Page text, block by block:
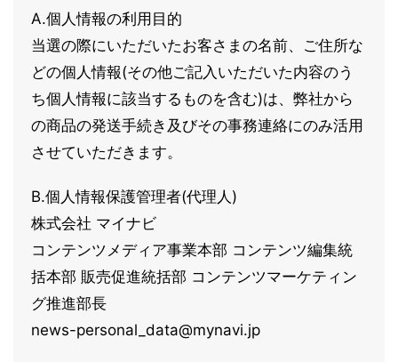
A.個人情報の利用目的
当選の際にいただいたお客さまの名前、ご住所な
どの個人情報(その他ご記入いただいた内容のう
ち個人情報に該当するものを含む)は、弊社から
の商品の発送手続き及びその事務連絡にのみ活用
させていただきます。
B.個人情報保護管理者(代理人)
株式会社 マイナビ
コンテンツメディア事業本部 コンテンツ編集統
括本部 販売促進統括部 コンテンツマーケティン
グ推進部長
news-personal_data@mynavi.jp